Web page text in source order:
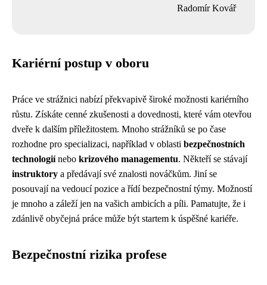
Radomír Kovář
Kariérní postup v oboru
Práce ve strážnici nabízí překvapivě široké možnosti kariérního
růstu. Získáte cenné zkušenosti a dovednosti, které vám otevřou
dveře k dalším příležitostem. Mnoho strážníků se po čase
rozhodne pro specializaci, například v oblasti bezpečnostních
technologiínebo krizového managementu. Někteří se stávají
instruktory a předávají své znalosti nováčkům. Jiní se
posouvají na vedoucí pozice a řídí bezpečnostní týmy. Možností
je mnoho a záleží jen na vašich ambicích a píli. Pamatujte, že i
zdánlivě obyčejná práce může být startem k úspěšné kariéře.
Bezpečnostní rizika profese